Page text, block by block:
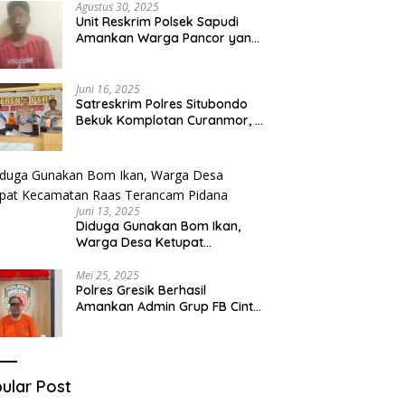
Agustus 30, 2025
Unit Reskrim Polsek Sapudi
Amankan Warga Pancor yang
Juni 16, 2025
Satreskrim Polres Situbondo
Bekuk Komplotan Curanmor, 9
Juni 13, 2025
Diduga Gunakan Bom Ikan,
Warga Desa Ketupat
Pidana
Mei 25, 2025
Polres Gresik Berhasil
Amankan Admin Grup FB Cinta
Post